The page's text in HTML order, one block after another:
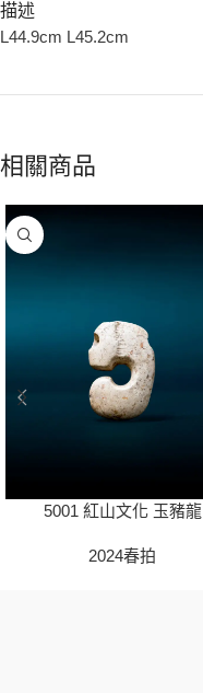
描述
L44.9cm L45.2cm
相關商品
5001 紅山文化 玉豬龍
2024春拍